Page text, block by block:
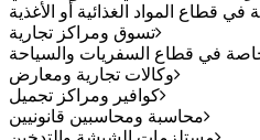
المواد الغذائية أو الأغذية
تسوق ومراكز تجارية
في قطاع السفريات والسياحة
وكالات تجارية ومعارض
كوافير ومراكز تجميل
محاسبة ومحاسبين قانونيين